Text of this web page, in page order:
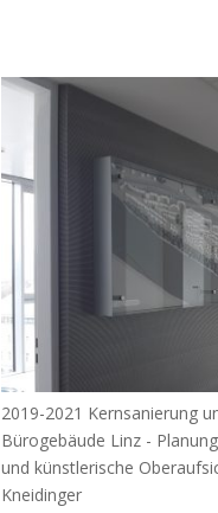
2019-2021 Kernsanierung
Bürogebäude Linz -
und künstlerische
Kneidinger